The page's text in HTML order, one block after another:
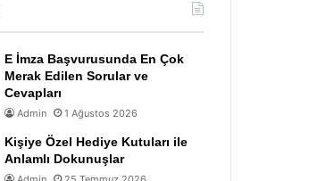
E İmza Başvurusunda En Çok
Merak Edilen Sorular ve
Cevapları
Admin 1 Ağustos 2026
Kişiye Özel Hediye Kutuları ile
Anlamlı Dokunuşlar